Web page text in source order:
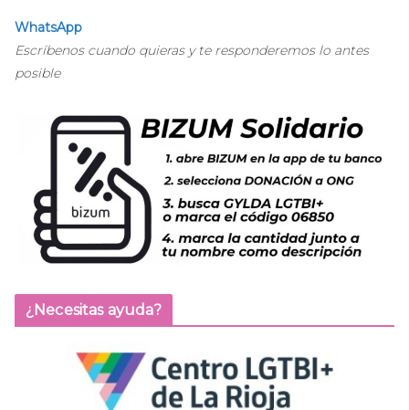
WhatsApp
Escríbenos cuando quieras y te responderemos lo antes
posible
¿Necesitas ayuda?